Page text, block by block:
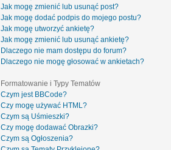
Jak mogę zmienić lub usunąć post?
Jak mogę dodać podpis do mojego postu?
Jak mogę utworzyć ankietę?
Jak mogę zmienić lub usunąć ankietę?
Dlaczego nie mam dostępu do forum?
Dlaczego nie mogę głosować w ankietach?
Formatowanie i Typy Tematów
Czym jest BBCode?
Czy mogę używać HTML?
Czym są Uśmieszki?
Czy mogę dodawać Obrazki?
Czym są Ogłoszenia?